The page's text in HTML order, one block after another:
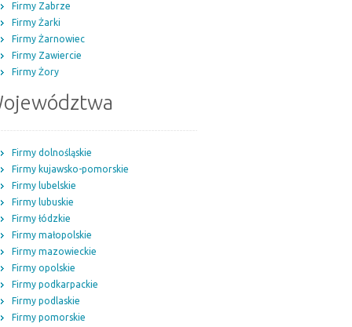
Firmy Zabrze
Firmy Żarki
Firmy Żarnowiec
Firmy Zawiercie
Firmy Żory
Firmy dolnośląskie
Firmy kujawsko-pomorskie
Firmy lubelskie
Firmy lubuskie
Firmy łódzkie
Firmy małopolskie
Firmy mazowieckie
Firmy opolskie
Firmy podkarpackie
Firmy podlaskie
Firmy pomorskie